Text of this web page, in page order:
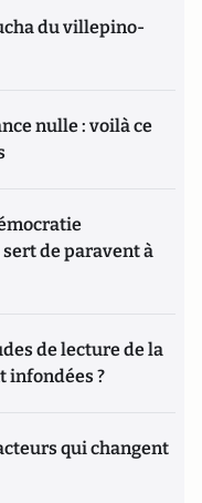
du villepino-
nulle : voilà ce
de paravent à
de lecture de la
infondées ?
qui changent